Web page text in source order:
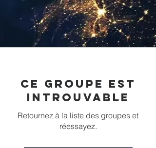
Ce groupe est
introuvable
Retournez à la liste des groupes et
réessayez.